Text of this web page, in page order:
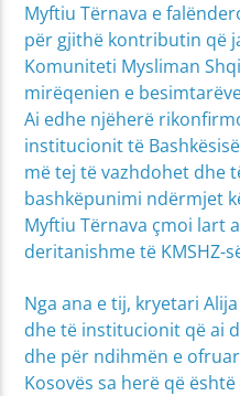
Myftiu Tërnava e
për gjithë kontributin që
Komuniteti Mysliman
mirëqenien e
Ai edhe njëherë
institucionit të
më tej të vazhdohet dhe
bashkëpunimi ndërmjet
Myftiu Tërnava çmoi lart
deritanishme të KMSHZ-
Nga ana e tij, kryetari
dhe të institucionit që ai
dhe për ndihmën e
Kosovës sa herë që